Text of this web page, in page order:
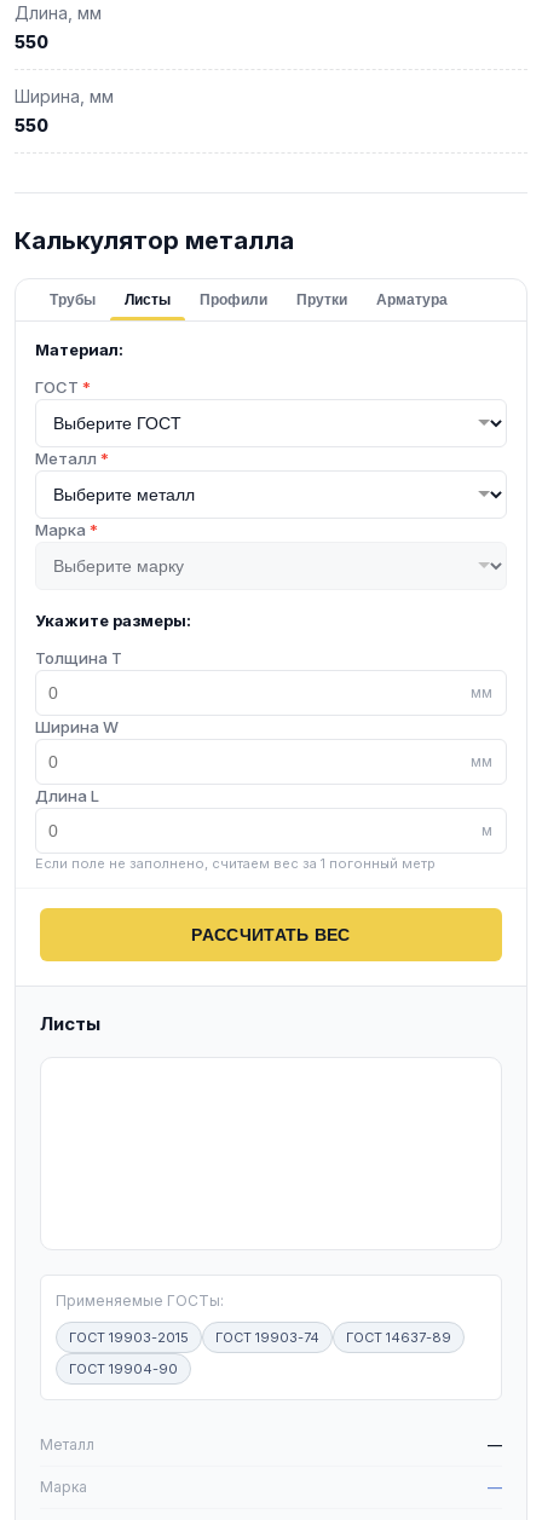
Длина, мм
550
Ширина, мм
550
Калькулятор металла
Трубы Листы Профили Прутки Арматура
Материал:
ГОСТ *
Металл *
Марка *
Укажите размеры:
Толщина T
мм
Ширина W
мм
Длина L
м
Если поле не заполнено, считаем вес за 1 погонный метр
РАССЧИТАТЬ ВЕС
Листы
Применяемые ГОСТы:
ГОСТ 19903-2015 ГОСТ 19903-74
ГОСТ 14637-89
ГОСТ 19904-90
Металл —
Марка —